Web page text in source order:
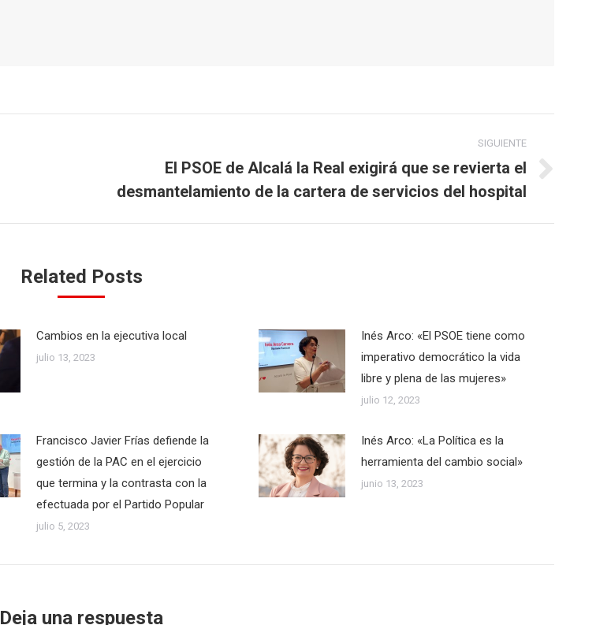
SIGUIENTE
siguiente:
El PSOE de Alcalá la Real exigirá que se revierta el
desmantelamiento de la cartera de servicios del hospital
Related Posts
Cambios en la ejecutiva local
julio 13, 2023
Inés Arco: «El PSOE tiene como
imperativo democrático la vida
libre y plena de las mujeres»
julio 12, 2023
Francisco Javier Frías defiende la
gestión de la PAC en el ejercicio
que termina y la contrasta con la
efectuada por el Partido Popular
julio 5, 2023
Inés Arco: «La Política es la
herramienta del cambio social»
junio 13, 2023
Deja una respuesta